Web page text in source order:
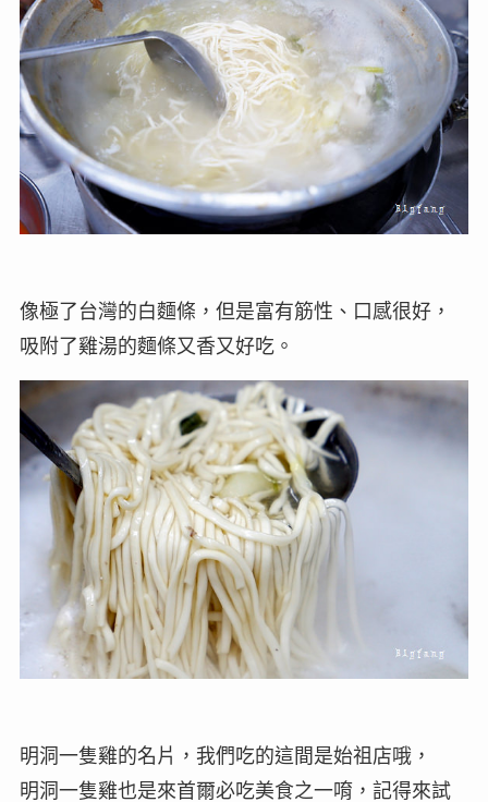
像極了台灣的白麵條，但是富有筋性、口感很好，
吸附了雞湯的麵條又香又好吃。
明洞一隻雞的名片，我們吃的這間是始祖店哦，
明洞一隻雞也是來首爾必吃美食之一唷，記得來試